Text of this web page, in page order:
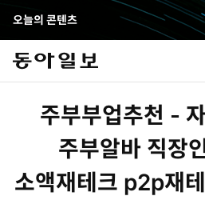
오늘의 콘텐츠
펼
쳐
보
기
주부부업추천 -
주부알바 직장
소액재테크 p2p재